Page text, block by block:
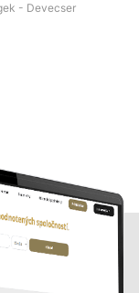
- Devecser